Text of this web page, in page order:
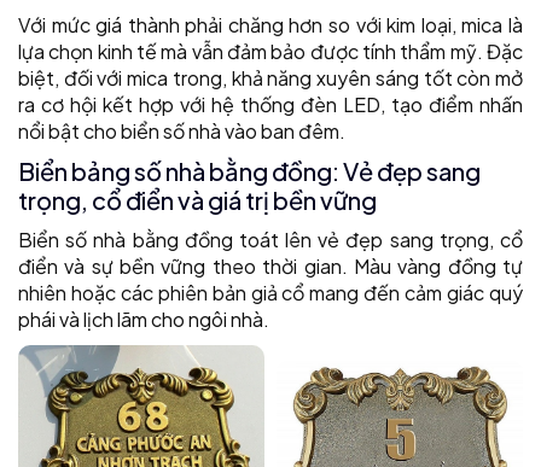
Với mức giá thành phải chăng hơn so với kim loại, mica là
lựa chọn kinh tế mà vẫn đảm bảo được tính thẩm mỹ. Đặc
biệt, đối với mica trong, khả năng xuyên sáng tốt còn mở
ra cơ hội kết hợp với hệ thống đèn LED, tạo điểm nhấn
nổi bật cho biển số nhà vào ban đêm.
Biển bảng số nhà bằng đồng: Vẻ đẹp sang
trọng, cổ điển và giá trị bền vững
Biển số nhà bằng đồng toát lên vẻ đẹp sang trọng, cổ
điển và sự bền vững theo thời gian. Màu vàng đồng tự
nhiên hoặc các phiên bản giả cổ mang đến cảm giác quý
phái và lịch lãm cho ngôi nhà.